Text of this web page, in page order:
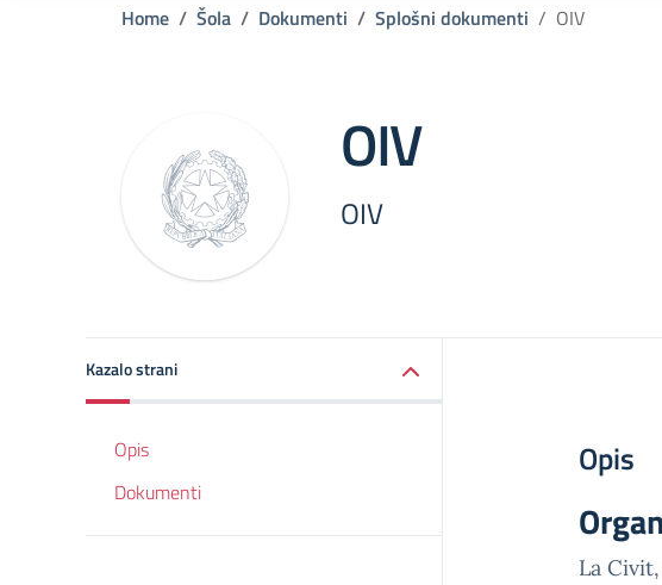
Home Šola Dokumenti Splošni dokumenti OIV
OIV
OIV
Kazalo strani
Opis
Dokumenti
Opis
La